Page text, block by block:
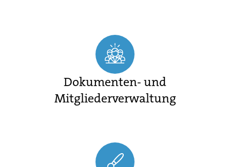
Dokumenten- und
Mitgliederverwaltung